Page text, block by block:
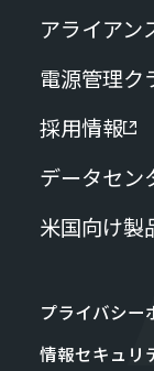
アライアン
電源管理ク
採用情報
データセン
米国向け製
プライバシー
情報セキュリ